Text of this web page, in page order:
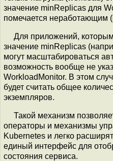
значение minReplicas для
помечается неработающим
Для приложений, которым
значение minReplicas
могут масштабироваться
возможность вообще не
WorkloadMonitor. В этом
будет считать общее
экземпляров.
Такой механизм
операторы и механизмы
Kubernetes и легко
единый интерфейс для
состояния сервиса.